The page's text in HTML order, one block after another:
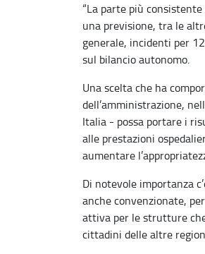
“La parte più
una previsione, tra le
generale, incidenti per
sul bilancio autonomo.
Una scelta che ha
dell’amministrazione,
Italia - possa portare i
alle prestazioni
aumentare
Di notevole importanza
anche convenzionate,
attiva per le strutture
cittadini delle altre